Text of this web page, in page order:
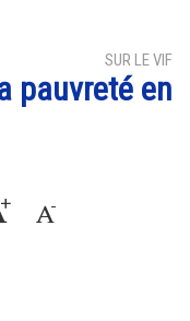
SUR LE VIF
pauvreté en